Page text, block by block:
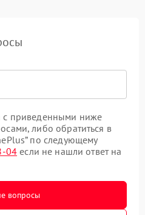
с приведенными ниже
либо обратиться в
по следующему
04 если не нашли ответ на
вопросы